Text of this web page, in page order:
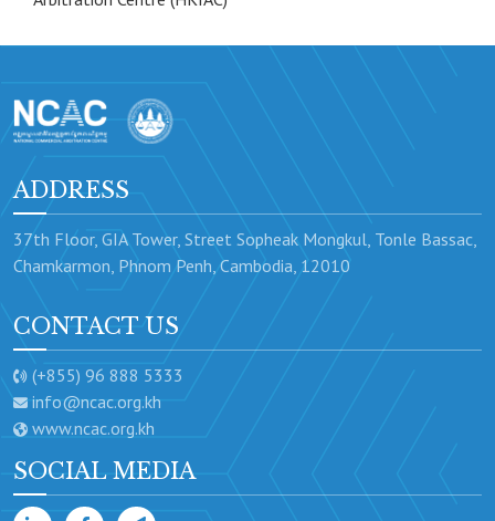
ADDRESS
37th Floor, GIA Tower, Street Sopheak Mongkul, Tonle Bassac,
Chamkarmon, Phnom Penh, Cambodia, 12010
CONTACT US
(+855) 96 888 5333
info@ncac.org.kh
www.ncac.org.kh
SOCIAL MEDIA